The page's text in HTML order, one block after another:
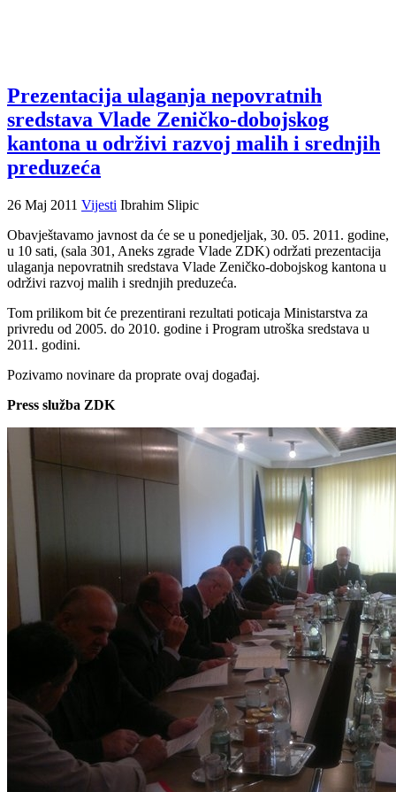
Prezentacija ulaganja nepovratnih
sredstava Vlade Zeničko-dobojskog
kantona u održivi razvoj malih i srednjih
preduzeća
26 Maj 2011 Vijesti Ibrahim Slipic
Obavještavamo javnost da će se u ponedjeljak, 30. 05. 2011. godine,
u 10 sati, (sala 301, Aneks zgrade Vlade ZDK) održati prezentacija
ulaganja nepovratnih sredstava Vlade Zeničko-dobojskog kantona u
održivi razvoj malih i srednjih preduzeća.
Tom prilikom bit će prezentirani rezultati poticaja Ministarstva za
privredu od 2005. do 2010. godine i Program utroška sredstava u
2011. godini.
Pozivamo novinare da proprate ovaj događaj.
Press služba ZDK